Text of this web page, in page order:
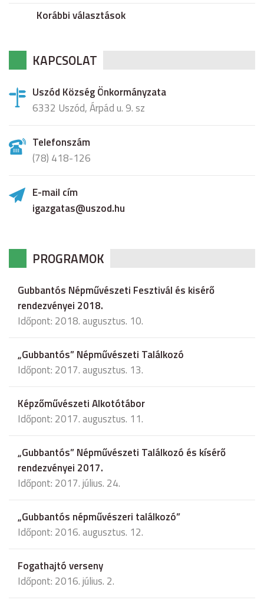
Korábbi választások
KAPCSOLAT
Uszód Község Önkormányzata
6332 Uszód, Árpád u. 9. sz
Telefonszám
(78) 418-126
E-mail cím
igazgatas@uszod.hu
PROGRAMOK
Gubbantós Népművészeti Fesztivál és kisérő
rendezvényei 2018.
Időpont: 2018. augusztus. 10.
„Gubbantós” Népművészeti Találkozó
Időpont: 2017. augusztus. 13.
Képzőművészeti Alkotótábor
Időpont: 2017. augusztus. 11.
„Gubbantós” Népművészeti Találkozó és kísérő
rendezvényei 2017.
Időpont: 2017. július. 24.
„Gubbantós népművészeri találkozó”
Időpont: 2016. augusztus. 12.
Fogathajtó verseny
Időpont: 2016. július. 2.